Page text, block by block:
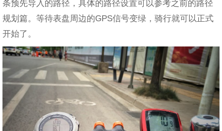
条预先导入的路径，具体的路径设置可以参考之前的路径
规划篇。等待表盘周边的GPS信号变绿，骑行就可以正式
开始了。